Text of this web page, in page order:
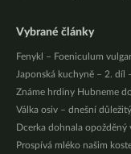
Vybrané články
Fenykl – Foeniculum
Japonská kuchyně – 2. díl
Známe hrdiny Hubneme
Válka osiv – dnešní
Dcerka dohnala opožděný
Prospívá mléko našim